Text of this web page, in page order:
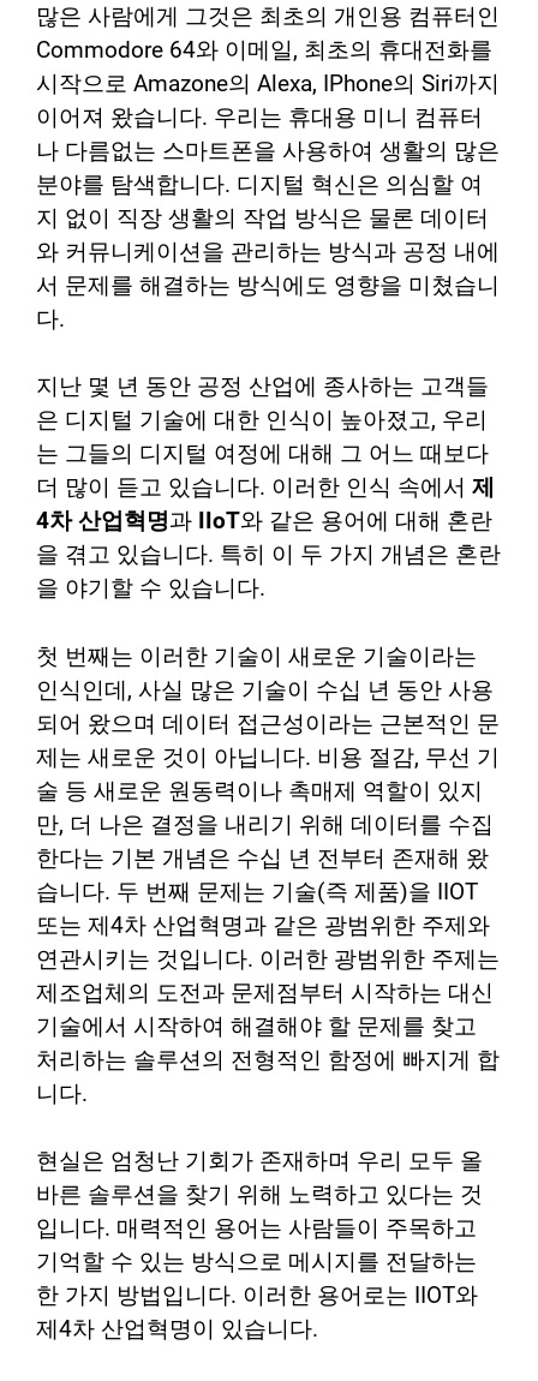
많은 사람에게 그것은 최초의 개인용 컴퓨터인
Commodore 64와 이메일, 최초의 휴대전화를
시작으로 Amazone의 Alexa, IPhone의 Siri까지
이어져 왔습니다. 우리는 휴대용 미니 컴퓨터
나 다름없는 스마트폰을 사용하여 생활의 많은
분야를 탐색합니다. 디지털 혁신은 의심할 여
지 없이 직장 생활의 작업 방식은 물론 데이터
와 커뮤니케이션을 관리하는 방식과 공정 내에
서 문제를 해결하는 방식에도 영향을 미쳤습니
다.
지난 몇 년 동안 공정 산업에 종사하는 고객들
은 디지털 기술에 대한 인식이 높아졌고, 우리
는 그들의 디지털 여정에 대해 그 어느 때보다
더 많이 듣고 있습니다. 이러한 인식 속에서 제
4차 산업혁명과 IIoT와 같은 용어에 대해 혼란
을 겪고 있습니다. 특히 이 두 가지 개념은 혼란
을 야기할 수 있습니다.
첫 번째는 이러한 기술이 새로운 기술이라는
인식인데, 사실 많은 기술이 수십 년 동안 사용
되어 왔으며 데이터 접근성이라는 근본적인 문
제는 새로운 것이 아닙니다. 비용 절감, 무선 기
술 등 새로운 원동력이나 촉매제 역할이 있지
만, 더 나은 결정을 내리기 위해 데이터를 수집
한다는 기본 개념은 수십 년 전부터 존재해 왔
습니다. 두 번째 문제는 기술(즉 제품)을 IIOT
또는 제4차 산업혁명과 같은 광범위한 주제와
연관시키는 것입니다. 이러한 광범위한 주제는
제조업체의 도전과 문제점부터 시작하는 대신
기술에서 시작하여 해결해야 할 문제를 찾고
처리하는 솔루션의 전형적인 함정에 빠지게 합
니다.
현실은 엄청난 기회가 존재하며 우리 모두 올
바른 솔루션을 찾기 위해 노력하고 있다는 것
입니다. 매력적인 용어는 사람들이 주목하고
기억할 수 있는 방식으로 메시지를 전달하는
한 가지 방법입니다. 이러한 용어로는 IIOT와
제4차 산업혁명이 있습니다.